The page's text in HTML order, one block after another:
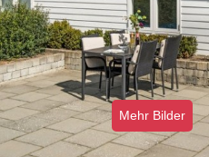
Mehr Bilder